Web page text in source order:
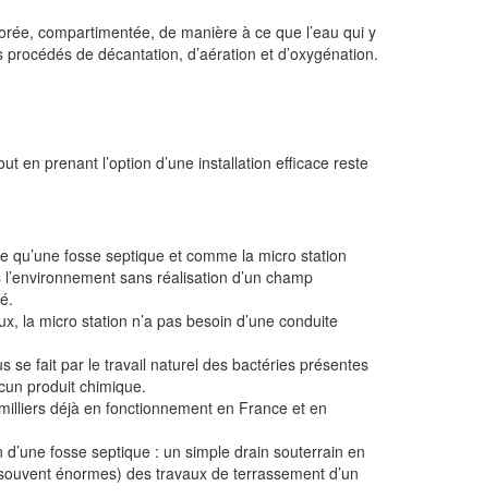
compartimentée, de manière à ce que l’eau qui y
de décantation, d’aération et d’oxygénation.
en prenant l’option d’une installation efficace reste
fosse septique et comme la micro station
sans réalisation d’un champ
la micro station n’a pas besoin d’une conduite
se fait par le travail naturel des bactéries présentes
produit chimique.
déjà en fonctionnement en France et en
fosse septique : un simple drain souterrain en
énormes) des travaux de terrassement d’un